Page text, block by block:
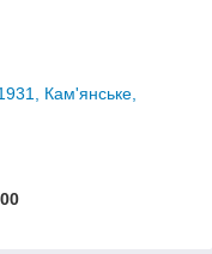
Кам'янське,